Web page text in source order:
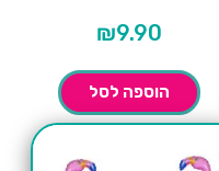
₪9.90
הוספה לסל